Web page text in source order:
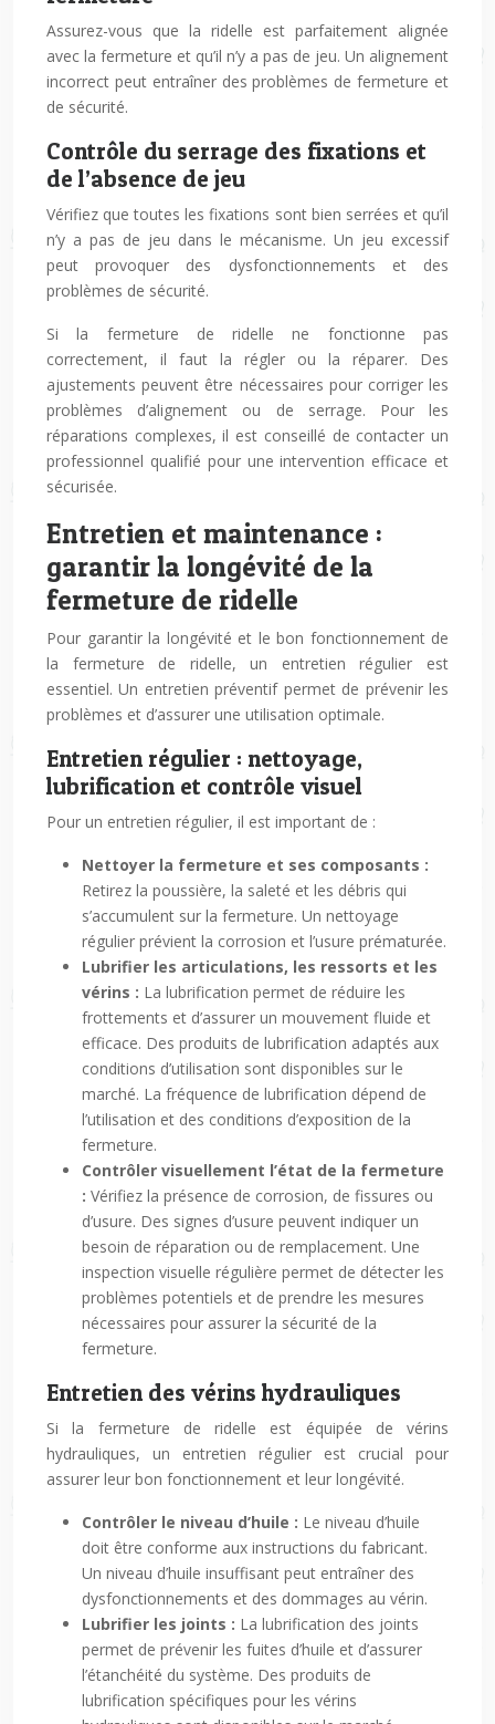
Assurez-vous que la ridelle est parfaitement alignée
avec la fermeture et qu’il n’y a pas de jeu. Un alignement
incorrect peut entraîner des problèmes de fermeture et
de sécurité.
Contrôle du serrage des fixations et
de l’absence de jeu
Vérifiez que toutes les fixations sont bien serrées et qu’il
n’y a pas de jeu dans le mécanisme. Un jeu excessif
peut provoquer des dysfonctionnements et des
problèmes de sécurité.
Si la fermeture de ridelle ne fonctionne pas
correctement, il faut la régler ou la réparer. Des
ajustements peuvent être nécessaires pour corriger les
problèmes d’alignement ou de serrage. Pour les
réparations complexes, il est conseillé de contacter un
professionnel qualifié pour une intervention efficace et
sécurisée.
Entretien et maintenance :
garantir la longévité de la
fermeture de ridelle
Pour garantir la longévité et le bon fonctionnement de
la fermeture de ridelle, un entretien régulier est
essentiel. Un entretien préventif permet de prévenir les
problèmes et d’assurer une utilisation optimale.
Entretien régulier : nettoyage,
lubrification et contrôle visuel
Pour un entretien régulier, il est important de :
Nettoyer la fermeture et ses composants :
Retirez la poussière, la saleté et les débris qui
s’accumulent sur la fermeture. Un nettoyage
régulier prévient la corrosion et l’usure prématurée.
Lubrifier les articulations, les ressorts et les
vérins : La lubrification permet de réduire les
frottements et d’assurer un mouvement fluide et
efficace. Des produits de lubrification adaptés aux
conditions d’utilisation sont disponibles sur le
marché. La fréquence de lubrification dépend de
l’utilisation et des conditions d’exposition de la
fermeture.
Contrôler visuellement l’état de la fermeture
: Vérifiez la présence de corrosion, de fissures ou
d’usure. Des signes d’usure peuvent indiquer un
besoin de réparation ou de remplacement. Une
inspection visuelle régulière permet de détecter les
problèmes potentiels et de prendre les mesures
nécessaires pour assurer la sécurité de la
fermeture.
Entretien des vérins hydrauliques
Si la fermeture de ridelle est équipée de vérins
hydrauliques, un entretien régulier est crucial pour
assurer leur bon fonctionnement et leur longévité.
Contrôler le niveau d’huile : Le niveau d’huile
doit être conforme aux instructions du fabricant.
Un niveau d’huile insuffisant peut entraîner des
dysfonctionnements et des dommages au vérin.
Lubrifier les joints : La lubrification des joints
permet de prévenir les fuites d’huile et d’assurer
l’étanchéité du système. Des produits de
lubrification spécifiques pour les vérins